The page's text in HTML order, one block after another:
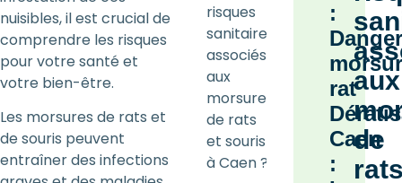
nuisibles, il est crucial de
comprendre les risques
pour votre santé et
votre bien-être.
Les morsures de rats et
de souris peuvent
entraîner des infections
risques
sanitaires
associés
aux
morsures
de rats
et souris
à Caen ?
:
rat
Caen
:
aux
de